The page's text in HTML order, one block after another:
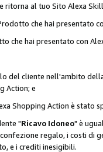
al tuo Sito Alexa
che hai presentato
che hai presentato con
del cliente nell'ambito
Action; e
Shopping Action è stato
"Ricavo Idoneo" è
regalo, i costi di
e i crediti inesigibili.